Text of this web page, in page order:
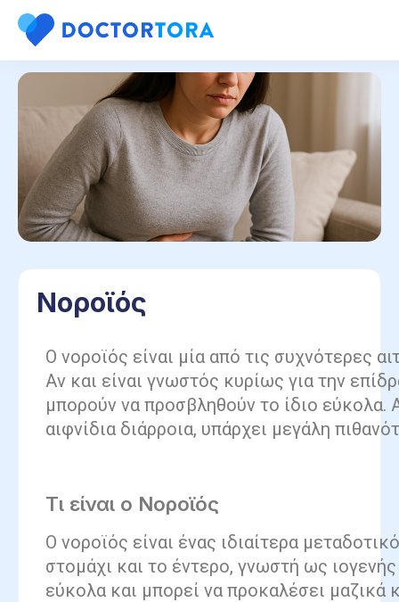
Νοροϊός
Ο νοροϊός είναι μία από τις συχνότερες
Αν και είναι γνωστός κυρίως για την
μπορούν να προσβληθούν το ίδιο εύκολα.
αιφνίδια διάρροια, υπάρχει μεγάλη
Τι είναι ο Νοροϊός
Ο νοροϊός είναι ένας ιδιαίτερα
στομάχι και το έντερο, γνωστή ως
εύκολα και μπορεί να προκαλέσει